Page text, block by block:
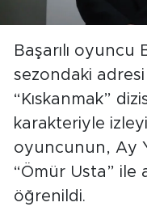
Başarılı oyuncu
sezondaki
“Kıskanmak”
karakteriyle
oyuncunun, Ay
“Ömür Usta” ile
öğrenildi.